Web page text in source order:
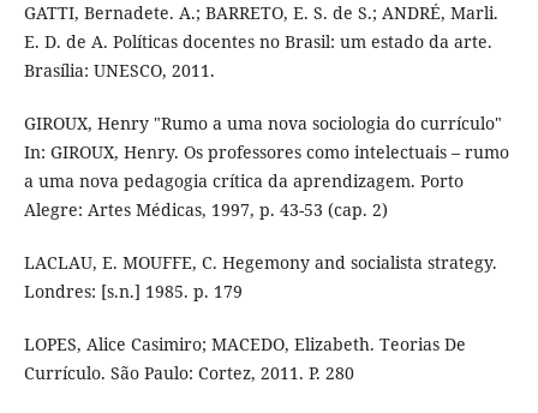
GATTI, Bernadete. A.; BARRETO, E. S. de S.; ANDRÉ, Marli.
E. D. de A. Políticas docentes no Brasil: um estado da arte.
Brasília: UNESCO, 2011.
GIROUX, Henry "Rumo a uma nova sociologia do currículo"
In: GIROUX, Henry. Os professores como intelectuais – rumo
a uma nova pedagogia crítica da aprendizagem. Porto
Alegre: Artes Médicas, 1997, p. 43-53 (cap. 2)
LACLAU, E. MOUFFE, C. Hegemony and socialista strategy.
Londres: [s.n.] 1985. p. 179
LOPES, Alice Casimiro; MACEDO, Elizabeth. Teorias De
Currículo. São Paulo: Cortez, 2011. P. 280